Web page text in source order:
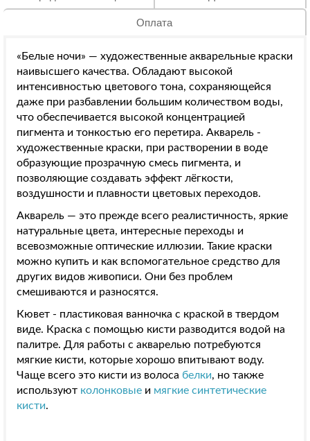
Оплата
«Белые ночи» — художественные акварельные краски
наивысшего качества. Обладают высокой
интенсивностью цветового тона, сохраняющейся
даже при разбавлении большим количеством воды,
что обеспечивается высокой концентрацией
пигмента и тонкостью его перетира. Акварель -
художественные краски, при растворении в воде
образующие прозрачную смесь пигмента, и
позволяющие создавать эффект лёгкости,
воздушности и плавности цветовых переходов.
Акварель — это прежде всего реалистичность, яркие
натуральные цвета, интересные переходы и
всевозможные оптические иллюзии. Такие краски
можно купить и как вспомогательное средство для
других видов живописи. Они без проблем
смешиваются и разносятся.
Кювет - пластиковая ванночка с краской в твердом
виде. Краска с помощью кисти разводится водой на
палитре. Для работы с акварелью потребуются
мягкие кисти, которые хорошо впитывают воду.
Чаще всего это кисти из волоса белки, но также
используют колонковые и мягкие синтетические
кисти.